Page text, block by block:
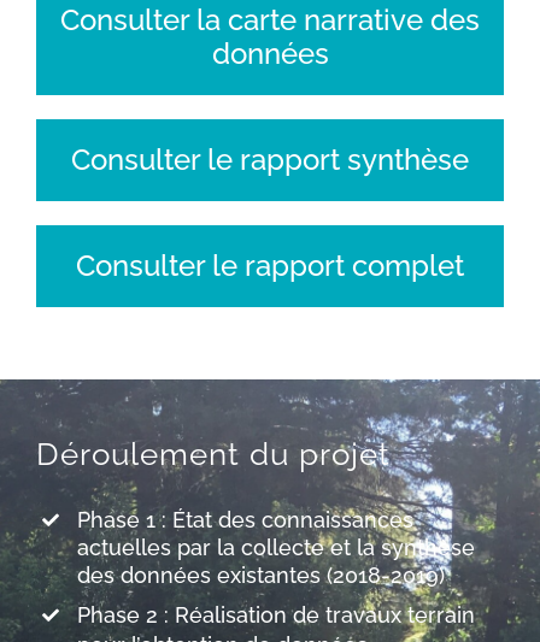
Consulter la carte narrative des
données
Consulter le rapport synthèse
Consulter le rapport complet
Déroulement du projet
Phase 1 : État des connaissances
actuelles par la collecte et la synthèse
des données existantes (2018-2019)
Phase 2 : Réalisation de travaux terrain